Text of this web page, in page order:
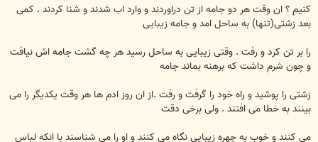
کنیم ؟ ان وقت هر دو جامه از تن دراوردند و وارد اب شدند و شنا کردند . کمی
بعد زشتی(تنها) به ساحل امد و جامه زیبایی
را بر تن کرد و رفت . وقتی زیبایی به ساحل رسید هر چه گشت جامه اش نیافت
و چون شرم داشت که برهنه بماند جامه
زشتی را پوشید و راه خود را گرفت و رفت .از ان روز ادم ها هر وقت یکدیگر را می
بینند به خطا می افتند . ولی برخی دقت
می کنند و خوب به چهره زیبایی نگاه می کنند و او را می شناسند با انکه لباس